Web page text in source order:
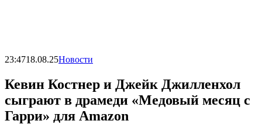
23:4718.08.25Новости
Кевин Костнер и Джейк Джилленхол
сыграют в драмеди «Медовый месяц с
Гарри» для Amazon